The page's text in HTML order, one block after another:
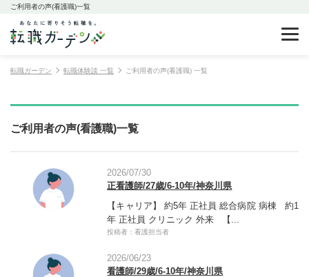
ご利用者の声(看護職)一覧
転職ガーデン 転職体験談 一覧 ご利用者の声(看護職) 一覧
ご利用者の声(看護職)一覧
2026/07/30
正看護師/27歳/6-10年/神奈川県
【キャリア】 約5年 正社員 総合病院 病棟 約1
年 正社員 クリニック 外来 【...
投稿者：看護担当者
2026/06/23
看護師/29歳/6-10年/神奈川県